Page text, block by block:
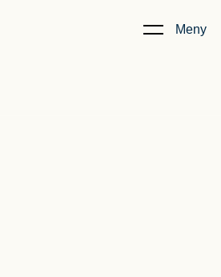
Meny